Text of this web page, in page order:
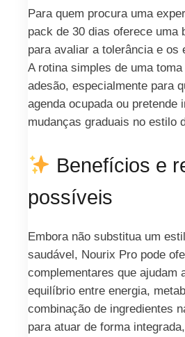
Para quem procura uma
pack de 30 dias oferece uma
para avaliar a tolerância e os
A rotina simples de uma
adesão, especialmente para
agenda ocupada ou pretende
mudanças graduais no estilo
Benefícios e
possíveis
Embora não substitua um
saudável, Nourix Pro pode
complementares que ajudam
equilíbrio entre energia,
combinação de ingredientes
para atuar de forma